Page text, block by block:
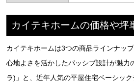
カイテキホームの価格や坪
カイテキホームは3つの商品ラインナッ
心地よさを活かしたパッシブ設計が魅力
ラ)」と、近年人気の平屋住宅ベーシッ